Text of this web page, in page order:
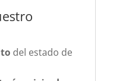
del estado de